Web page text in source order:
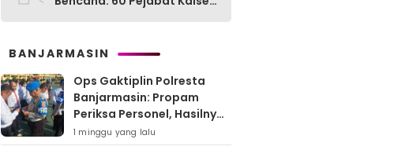
Radikal!
BANJARMASIN
Ops Gaktiplin Polresta
Banjarmasin: Propam
Periksa Personel, Hasilnya
Nihil Pelanggaran
1 minggu yang lalu